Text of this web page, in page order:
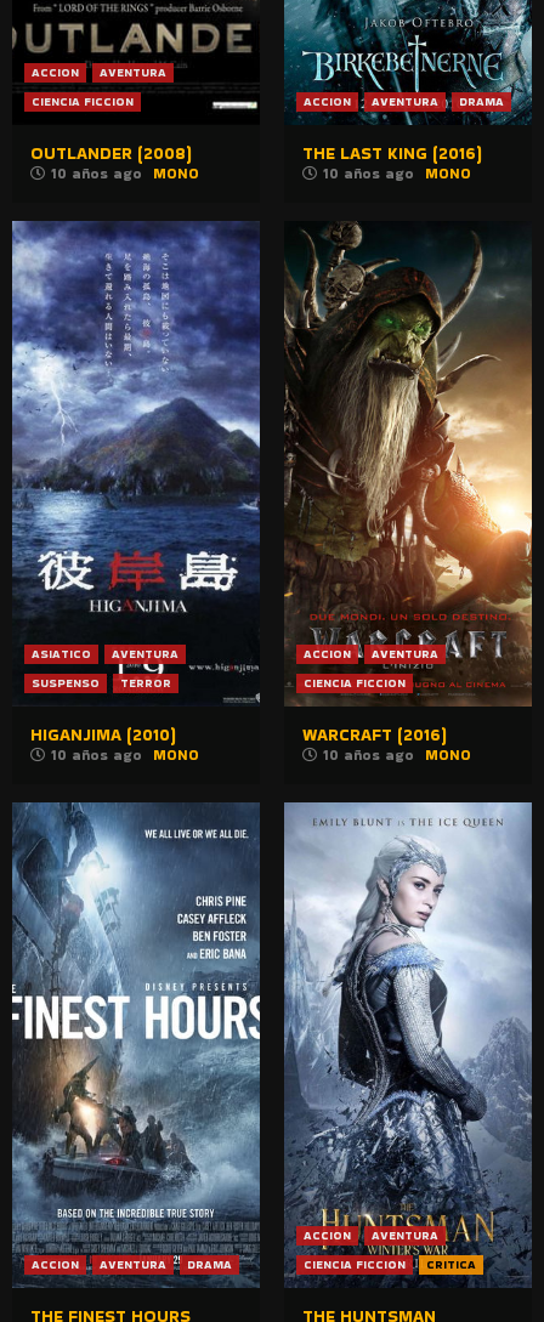
ACCION
AVENTURA
CIENCIA FICCION
OUTLANDER (2008)
10 años ago MONO
ACCION AVENTURA DRAMA
THE LAST KING (2016)
10 años ago MONO
ASIATICO
AVENTURA
SUSPENSO
TERROR
HIGANJIMA (2010)
10 años ago MONO
ACCION
AVENTURA
CIENCIA FICCION
WARCRAFT (2016)
10 años ago MONO
ACCION AVENTURA DRAMA
THE FINEST HOURS
ACCION
AVENTURA
CIENCIA FICCION
CRITICA
THE HUNTSMAN